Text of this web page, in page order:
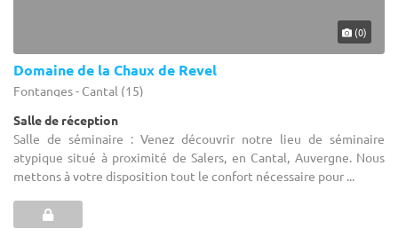
(0)
Domaine de la Chaux de Revel
Fontanges - Cantal (15)
Salle de réception
Salle de séminaire : Venez découvrir notre lieu de séminaire
atypique situé à proximité de Salers, en Cantal, Auvergne. Nous
mettons à votre disposition tout le confort nécessaire pour ...